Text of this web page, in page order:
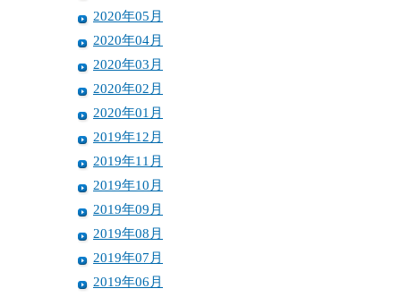
2020年05月
2020年04月
2020年03月
2020年02月
2020年01月
2019年12月
2019年11月
2019年10月
2019年09月
2019年08月
2019年07月
2019年06月